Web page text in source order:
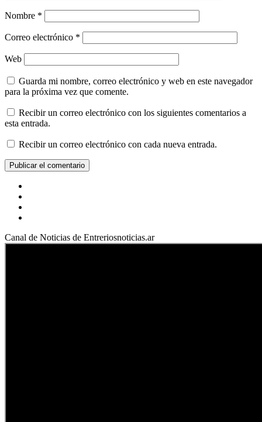
Nombre *
Correo electrónico *
Web
Guarda mi nombre, correo electrónico y web en este navegador
para la próxima vez que comente.
Recibir un correo electrónico con los siguientes comentarios a
esta entrada.
Recibir un correo electrónico con cada nueva entrada.
Canal de Noticias de Entreriosnoticias.ar